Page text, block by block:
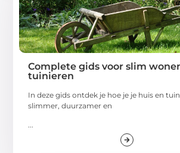
Complete gids voor slim
tuinieren
In deze gids ontdek je hoe je je huis en
slimmer, duurzamer en
...